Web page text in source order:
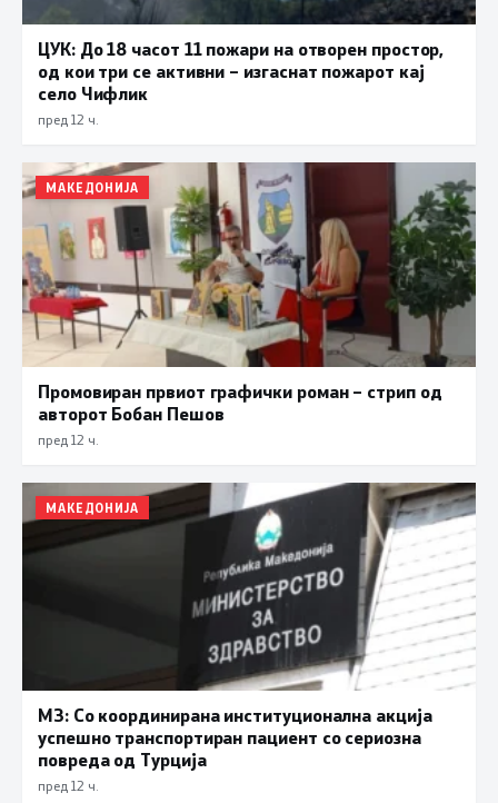
ЦУК: До 18 часот 11 пожари на отворен простор,
од кои три се активни – изгаснат пожарот кај
село Чифлик
пред 12 ч.
МАКЕДОНИЈА
Промовиран првиот графички роман – стрип од
авторот Бобан Пешов
пред 12 ч.
МАКЕДОНИЈА
МЗ: Со координирана институционална акција
успешно транспортиран пациент со сериозна
повреда од Турција
пред 12 ч.